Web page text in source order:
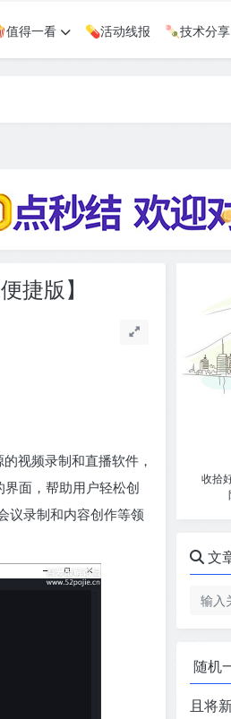
值得一看 💊活动线报 🍡技术分享
捷版】
视频录制和直播软件，
面，帮助用户轻松创
议录制和内容创作等领
收拾
文
随机
且将